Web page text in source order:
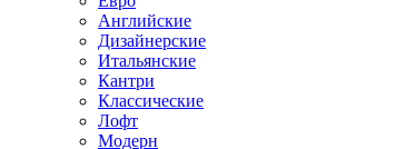
Английские
Дизайнерские
Итальянские
Кантри
Классические
Лофт
Модерн